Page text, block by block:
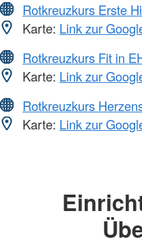
Rotkreuzkurs Erste
Karte: Link zur
Rotkreuzkurs Fit in
Karte: Link zur
Rotkreuzkurs
Karte: Link zur